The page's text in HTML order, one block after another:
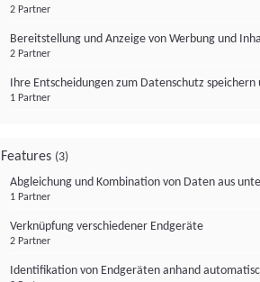
2 Partner
Bereitstellung und Anzeige von Werbung und
2 Partner
Ihre Entscheidungen zum Datenschutz
1 Partner
Features (3)
Abgleichung und Kombination von Daten aus
1 Partner
Verknüpfung verschiedener Endgeräte
2 Partner
Identifikation von Endgeräten anhand